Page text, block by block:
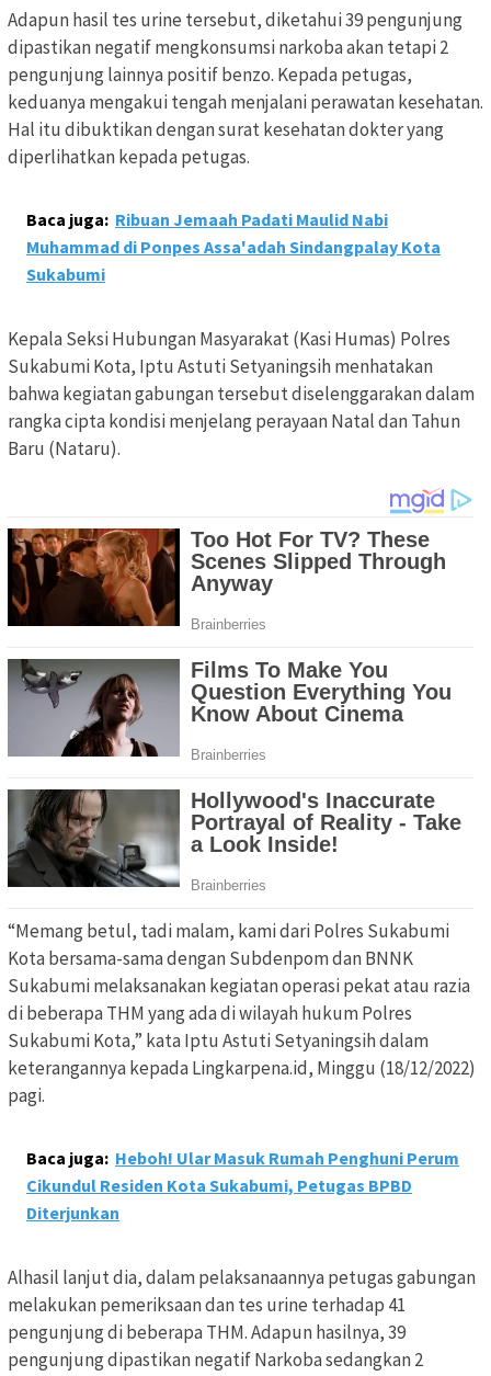
Adapun hasil tes urine tersebut, diketahui 39 pengunjung
dipastikan negatif mengkonsumsi narkoba akan tetapi 2
pengunjung lainnya positif benzo. Kepada petugas,
keduanya mengakui tengah menjalani perawatan kesehatan.
Hal itu dibuktikan dengan surat kesehatan dokter yang
diperlihatkan kepada petugas.
Baca juga: Ribuan Jemaah Padati Maulid Nabi
Muhammad di Ponpes Assa'adah Sindangpalay Kota
Sukabumi
Kepala Seksi Hubungan Masyarakat (Kasi Humas) Polres
Sukabumi Kota, Iptu Astuti Setyaningsih menhatakan
bahwa kegiatan gabungan tersebut diselenggarakan dalam
rangka cipta kondisi menjelang perayaan Natal dan Tahun
Baru (Nataru).
“Memang betul, tadi malam, kami dari Polres Sukabumi
Kota bersama-sama dengan Subdenpom dan BNNK
Sukabumi melaksanakan kegiatan operasi pekat atau razia
di beberapa THM yang ada di wilayah hukum Polres
Sukabumi Kota,” kata Iptu Astuti Setyaningsih dalam
keterangannya kepada Lingkarpena.id, Minggu (18/12/2022)
pagi.
Baca juga: Heboh! Ular Masuk Rumah Penghuni Perum
Cikundul Residen Kota Sukabumi, Petugas BPBD
Diterjunkan
Alhasil lanjut dia, dalam pelaksanaannya petugas gabungan
melakukan pemeriksaan dan tes urine terhadap 41
pengunjung di beberapa THM. Adapun hasilnya, 39
pengunjung dipastikan negatif Narkoba sedangkan 2